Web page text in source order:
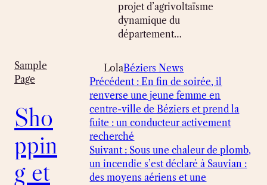
Sample
Page
Sho
ppin
g et
projet d’agrivoltaïsme
dynamique du
département…
LolaBéziers News
Précédent : En fin de soirée, il
renverse une jeune femme en
centre-ville de Béziers et prend la
fuite : un conducteur activement
recherché
Suivant : Sous une chaleur de plomb,
un incendie s’est déclaré à Sauvian :
des moyens aériens et une